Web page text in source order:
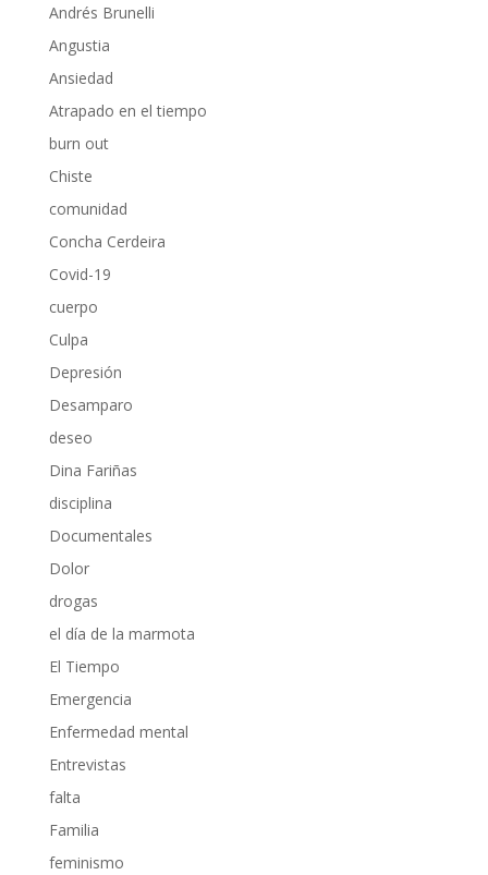
Andrés Brunelli
Angustia
Ansiedad
Atrapado en el tiempo
burn out
Chiste
comunidad
Concha Cerdeira
Covid-19
cuerpo
Culpa
Depresión
Desamparo
deseo
Dina Fariñas
disciplina
Documentales
Dolor
drogas
el día de la marmota
El Tiempo
Emergencia
Enfermedad mental
Entrevistas
falta
Familia
feminismo